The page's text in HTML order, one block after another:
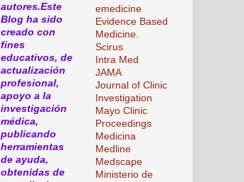
autores.Este
Blog ha sido
creado con
fines
educativos, de
actualización
profesional,
apoyo a la
investigación
médica,
publicando
herramientas
de ayuda,
obtenidas de
emedicine
Evidence Based
Medicine.
Scirus
Intra Med
JAMA
Journal of Clinic
Investigation
Mayo Clinic
Proceedings
Medicina
Medline
Medscape
Ministerio de